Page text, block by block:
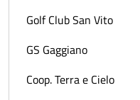
Golf Club San Vito
GS Gaggiano
Coop. Terra e Cielo